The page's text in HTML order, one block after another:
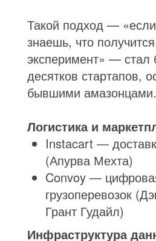
Такой подход —
знаешь, что
эксперимент» — стал
десятков стартапов,
бывшими амазонцами.
Логистика и
Instacart —
(Апурва Мехта)
Convoy —
грузоперевозок
Грант Гудайл)
Инфраструктура